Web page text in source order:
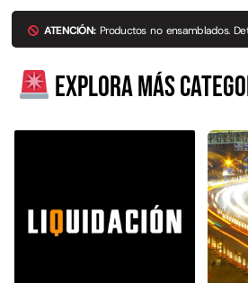
ATENCIÓN:Productos no ensamblados.
Explora más